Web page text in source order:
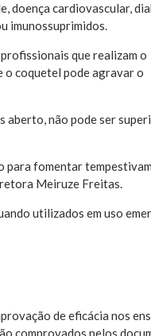
doença cardiovascular,
imunossuprimidos.
que realizam o
o coquetel pode agravar o
aberto, não pode ser
para fomentar
Meiruze Freitas.
utilizados em uso
de eficácia nos
comprovados pelos